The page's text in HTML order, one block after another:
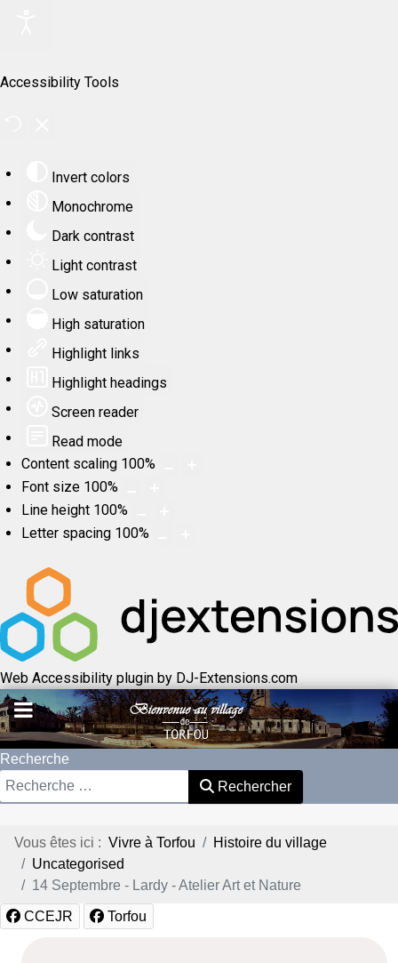
Accessibility Tools
Invert colors
Monochrome
Dark contrast
Light contrast
Low saturation
High saturation
Highlight links
Highlight headings
Screen reader
Read mode
Content scaling 100%
Font size 100%
Line height 100%
Letter spacing 100%
Web Accessibility plugin by DJ-Extensions.com
Recherche
Rechercher
Vous êtes ici : Vivre à Torfou
Histoire du village
Uncategorised
14 Septembre - Lardy - Atelier Art et Nature
CCEJR Torfou